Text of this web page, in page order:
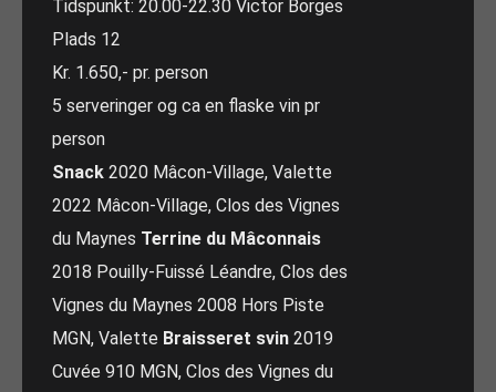
Tidspunkt: 20.00-22.30 Victor Borges
Plads 12
Kr. 1.650,- pr. person
5 serveringer og ca en flaske vin pr
person
Snack 2020 Mâcon-Village, Valette
2022 Mâcon-Village, Clos des Vignes
du Maynes Terrine du Mâconnais
2018 Pouilly-Fuissé Léandre, Clos des
Vignes du Maynes 2008 Hors Piste
MGN, Valette Braisseret svin 2019
Cuvée 910 MGN, Clos des Vignes du